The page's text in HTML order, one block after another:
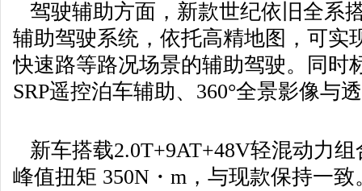
驾驶辅助方面，新款世纪依旧全系
辅助驾驶系统，依托高精地图，可实
快速路等路况场景的辅助驾驶。同时
SRP遥控泊车辅助、360°全景影像与
新车搭载2.0T+9AT+48V轻混动力
峰值扭矩 350N・m，与现款保持一